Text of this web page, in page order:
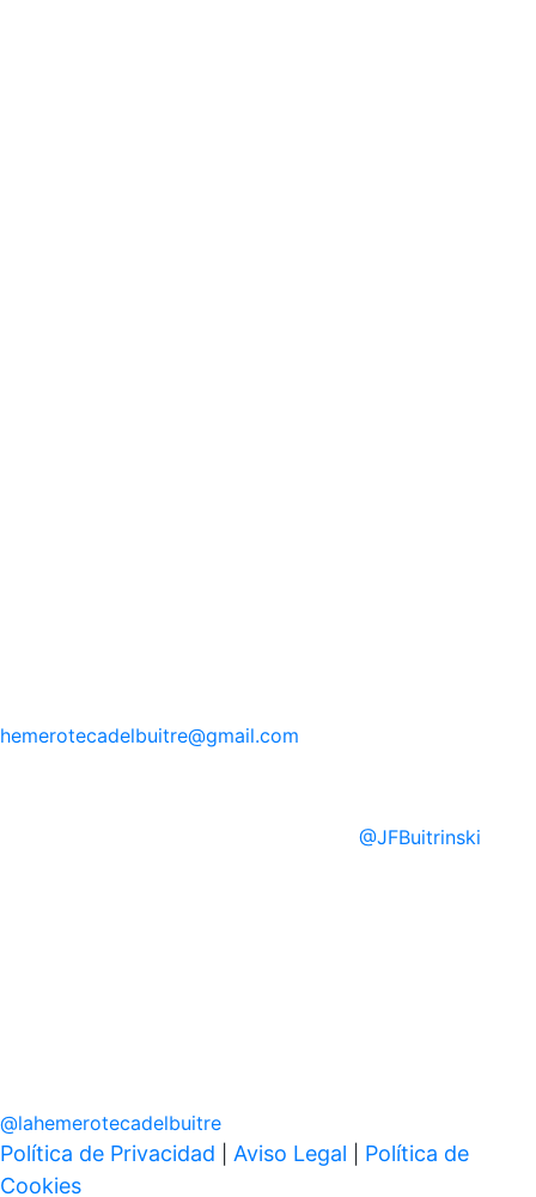
hemerotecadelbuitre@gmail.com
@JFBuitrinski
@lahemerotecadelbuitre
Política de Privacidad Aviso Legal
Política de
Cookies